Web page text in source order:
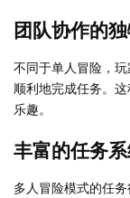
团队协作的
不同于单人冒险，
顺利地完成任务。
乐趣。
丰富的任务
多人冒险模式的任